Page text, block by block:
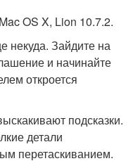
OS X, Lion 10.7.2.
некуда. Зайдите на
и начинайте
откроется
подсказки.
детали
перетаскиванием.